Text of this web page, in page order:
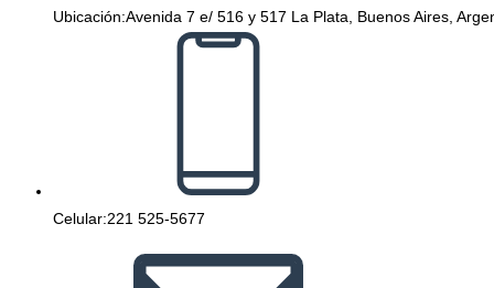
Ubicación:Avenida 7 e/ 516 y 517 La Plata, Buenos Aires,
Celular:221 525-5677